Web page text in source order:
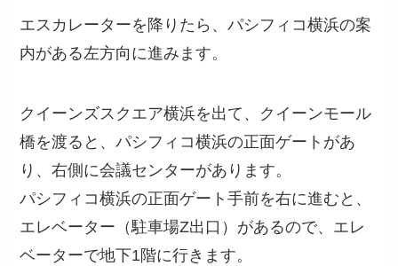
エスカレーターを降りたら、パシフィコ横浜の案
内がある左方向に進みます。
クイーンズスクエア横浜を出て、クイーンモール
橋を渡ると、パシフィコ横浜の正面ゲートがあ
り、右側に会議センターがあります。
パシフィコ横浜の正面ゲート手前を右に進むと、
エレベーター（駐車場Z出口）があるので、エレ
ベーターで地下1階に行きます。